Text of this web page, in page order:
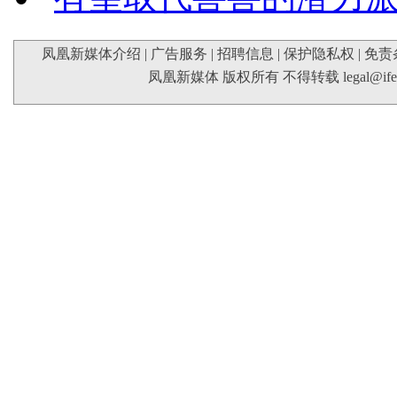
凤凰新媒体介绍 | 广告服务 | 招聘信息 | 保护隐私权 | 免责
凤凰新媒体 版权所有 不得转载